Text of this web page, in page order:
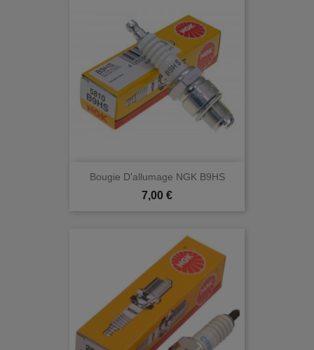
Bougie D'allumage NGK B9HS
Prix
7,00 €